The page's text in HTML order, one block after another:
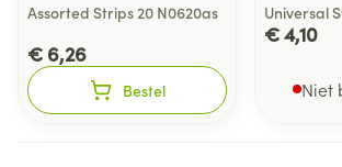
Assorted Strips 20 N0620as
€ 6,26
Bestel
Universal
€ 4,10
Niet